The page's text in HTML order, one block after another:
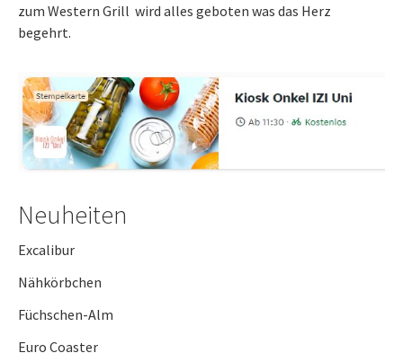
zum Western Grill wird alles geboten was das Herz
begehrt.
Neuheiten
Excalibur
Nähkörbchen
Füchschen-Alm
Euro Coaster